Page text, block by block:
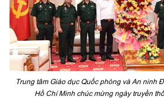
Trung tâm Giáo dục Quốc phòng và An ninh
Hồ Chí Minh chúc mừng ngày truyền